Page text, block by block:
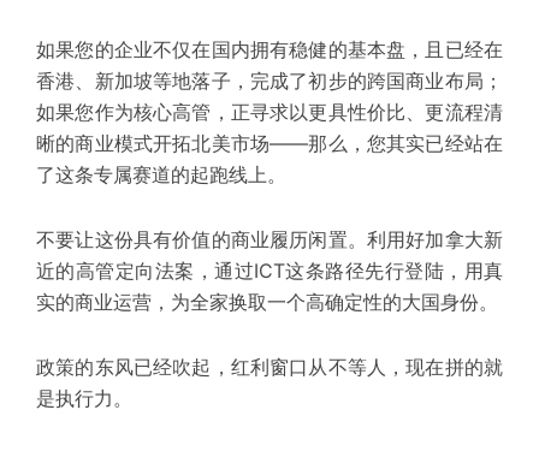
如果您的企业不仅在国内拥有稳健的基本盘，且已经在
香港、新加坡等地落子，完成了初步的跨国商业布局；
如果您作为核心高管，正寻求以更具性价比、更流程清
晰的商业模式开拓北美市场——那么，您其实已经站在
了这条专属赛道的起跑线上。
不要让这份具有价值的商业履历闲置。利用好加拿大新
近的高管定向法案，通过ICT这条路径先行登陆，用真
实的商业运营，为全家换取一个高确定性的大国身份。
政策的东风已经吹起，红利窗口从不等人，现在拼的就
是执行力。